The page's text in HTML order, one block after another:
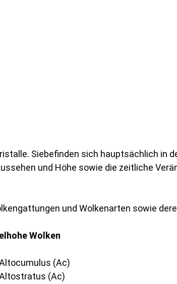
Siebefinden sich hauptsächlich in
und Höhe sowie die zeitliche
und Wolkenarten sowie
Wolken
(Ac)
(Ac)